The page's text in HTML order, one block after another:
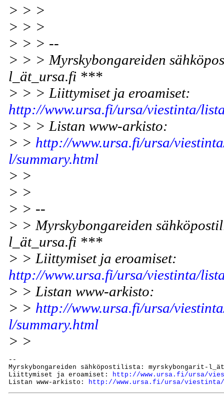
> > >
> > >
> > > --
> > > Myrskybongareiden
l_ät_ursa.fi ***
> > > Liittymiset ja eroamiset:
http://www.ursa.fi/ursa/viestinta/
> > > Listan www-arkisto:
> > http://www.ursa.fi/ursa/
l/summary.html
> >
> >
> > --
> > Myrskybongareiden
l_ät_ursa.fi ***
> > Liittymiset ja eroamiset:
http://www.ursa.fi/ursa/viestinta/
> > Listan www-arkisto:
> > http://www.ursa.fi/ursa/
l/summary.html
> >
--
Myrskybongareiden sähköpostilista: myrskybongarit-
Liittymiset ja eroamiset:
http://www.ursa.fi/ursa/
Listan www-arkisto:
http://www.ursa.fi/ursa/viestinta/